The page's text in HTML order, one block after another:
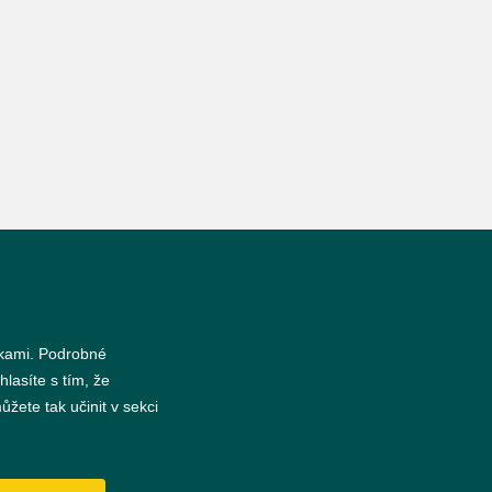
Podrobné
s tím, že
tak učinit v sekci